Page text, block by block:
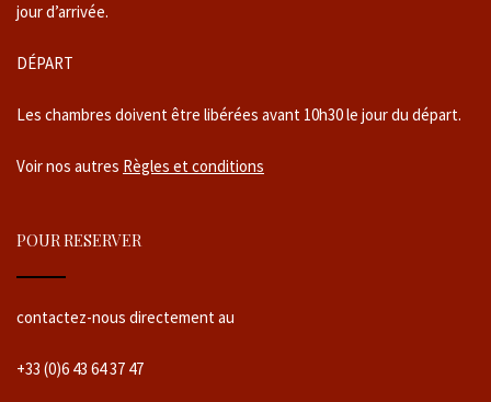
jour d’arrivée.
DÉPART
Les chambres doivent être libérées avant 10h30 le jour du départ.
Voir nos autres Règles et conditions
POUR RESERVER
contactez-nous directement au
+33 (0)6 43 64 37 47